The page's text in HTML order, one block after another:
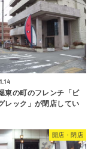
東の町のフレンチ「ビ
レック」が閉店してい
開店・閉店